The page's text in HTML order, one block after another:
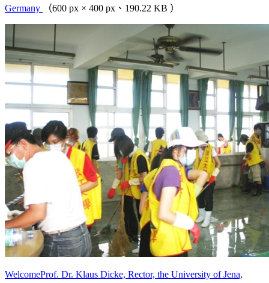
Germany
（600 px × 400 px、190.22 KB ）
WelcomeProf. Dr. Klaus Dicke, Rector, the University of Jena,